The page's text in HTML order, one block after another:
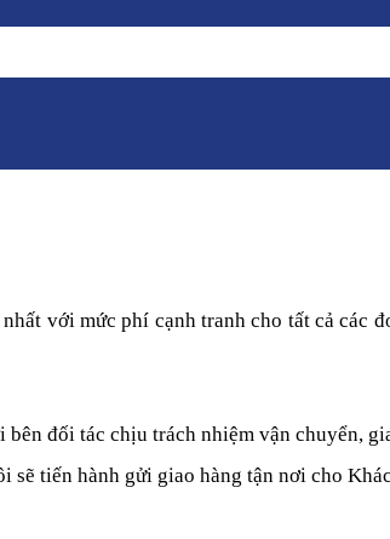
với mức phí cạnh tranh cho tất cả các
đối tác chịu trách nhiệm vận chuyển,
tiến hành gửi giao hàng tận nơi cho